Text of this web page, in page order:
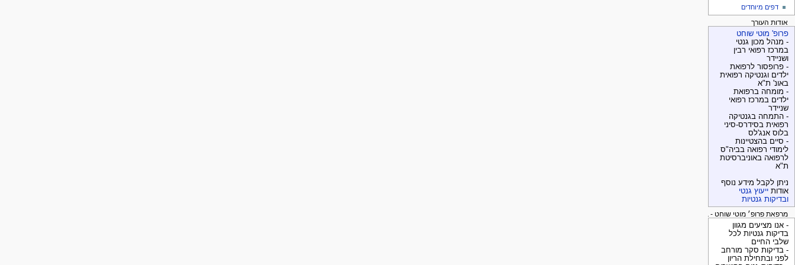
דפים מיוחדים
אודות העורך
פרופ' מוטי שוחט
- מנהל מכון גנטי
במרכז רפואי רבין
ושניידר
- פרופסור לרפואת
ילדים וגנטיקה רפואית
באונ' ת"א
- מומחה ברפואת
ילדים במרכז רפואי
שניידר
- התמחה בגנטיקה
רפואית בסידרס-סיני
בלוס אנג'לס
- סיים בהצטיינות
לימודי רפואה בביה"ס
לרפואה באוניברסיטת
ת"א
ניתן לקבל מידע נוסף
אודות ייעוץ גנטי
ובדיקות גנטיות
מרפאת פרופ׳ מוטי שוחט - בדיקות גנטיות
- אנו מציעים מגוון
בדיקות גנטיות לכל
שלבי החיים
- בדיקות סקר מורחב
לפני ובתחילת הריון